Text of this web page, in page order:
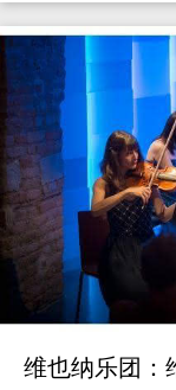
维也纳乐团：